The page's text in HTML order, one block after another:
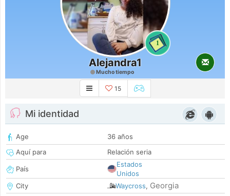
1
Alejandra1
Mucho tiempo
15
Mi identidad
Age
36 años
Aquí para
Relación seria
País
Estados
Unidos
City
Waycross, Georgia